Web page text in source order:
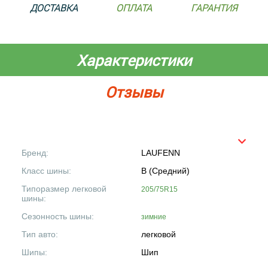
ДОСТАВКА ОПЛАТА ГАРАНТИЯ
Характеристики
Отзывы
Бренд:
LAUFENN
Класс шины:
B (Средний)
Типоразмер легковой
шины:
205/75R15
Сезонность шины: зимние
Тип авто:
легковой
Шипы:
Шип